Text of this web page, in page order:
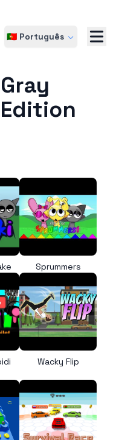
🇵🇹 Português
Sprummers
Wacky Flip